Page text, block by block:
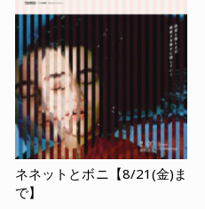
ネネットとボニ【8/21(金)ま
で】